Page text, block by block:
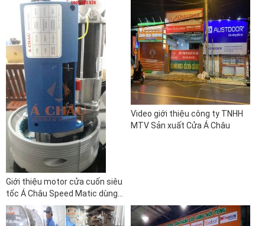
Giới thiệu motor cửa cuốn siêu
tốc Á Châu Speed Matic dùng
cho cửa cuốn đài loan có lò xo
trợ lực
Video giới thiệu công ty TNHH
MTV Sản xuất Cửa Á Châu